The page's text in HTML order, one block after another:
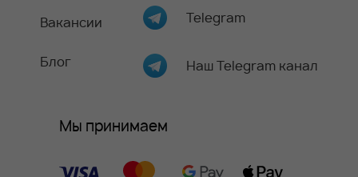
Вакансии
Блог
Telegram
Наш Telegram канал
Мы принимаем